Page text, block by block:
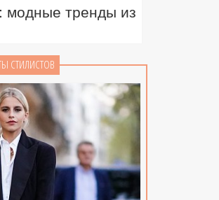
тренды из
СТИЛИСТОВ